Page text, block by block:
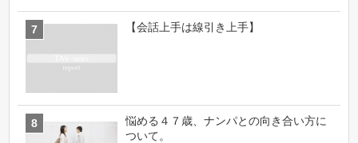
【会話上手は線引き上手】
悩める４７歳、ナンパとの向き合い方に
ついて。